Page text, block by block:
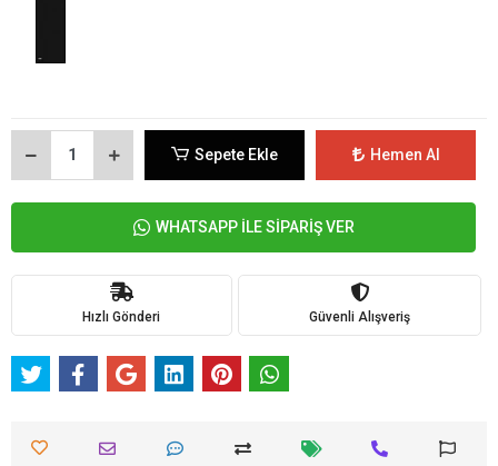
Sepete Ekle Hemen Al
WHATSAPP İLE SİPARİŞ VER
Hızlı Gönderi Güvenli Alışveriş